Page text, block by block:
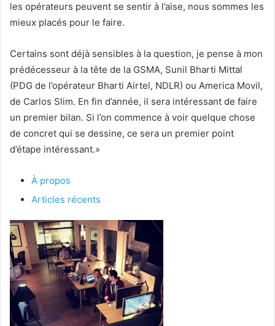
les opérateurs peuvent se sentir à l’aise, nous sommes les
mieux placés pour le faire.
Certains sont déjà sensibles à la question, je pense à mon
prédécesseur à la tête de la GSMA, Sunil Bharti Mittal
(PDG de l’opérateur Bharti Airtel, NDLR) ou America Movil,
de Carlos Slim. En fin d’année, il sera intéressant de faire
un premier bilan. Si l’on commence à voir quelque chose
de concret qui se dessine, ce sera un premier point
d’étape intéressant.»
À propos
Articles récents